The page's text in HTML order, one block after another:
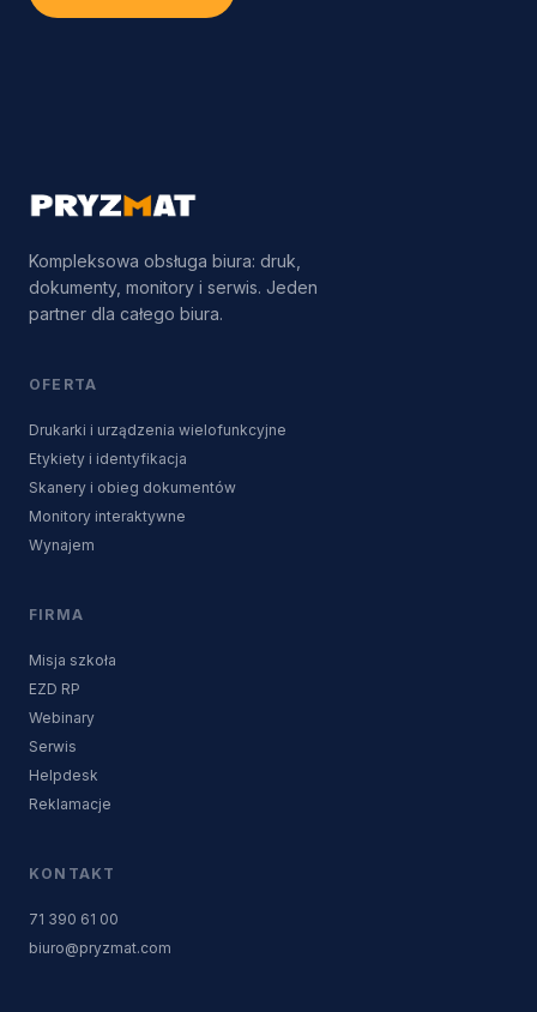
Kompleksowa obsługa biura: druk,
dokumenty, monitory i serwis. Jeden
partner dla całego biura.
OFERTA
Drukarki i urządzenia wielofunkcyjne
Etykiety i identyfikacja
Skanery i obieg dokumentów
Monitory interaktywne
Wynajem
FIRMA
Misja szkoła
EZD RP
Webinary
Serwis
Helpdesk
Reklamacje
KONTAKT
71 390 61 00
biuro@pryzmat.com